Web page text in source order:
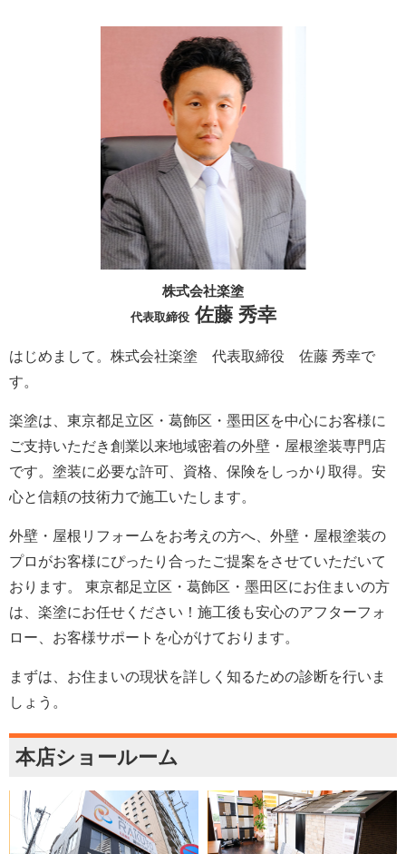
株式会社楽塗
代表取締役佐藤 秀幸
はじめまして。株式会社楽塗 代表取締役 佐藤 秀幸で
す。
楽塗は、東京都足立区・葛飾区・墨田区を中心にお客様に
ご支持いただき創業以来地域密着の外壁・屋根塗装専門店
です。塗装に必要な許可、資格、保険をしっかり取得。安
心と信頼の技術力で施工いたします。
外壁・屋根リフォームをお考えの方へ、外壁・屋根塗装の
プロがお客様にぴったり合ったご提案をさせていただいて
おります。 東京都足立区・葛飾区・墨田区にお住まいの方
は、楽塗にお任せください！施工後も安心のアフターフォ
ロー、お客様サポートを心がけております。
まずは、お住まいの現状を詳しく知るための診断を行いま
しょう。
本店ショールーム